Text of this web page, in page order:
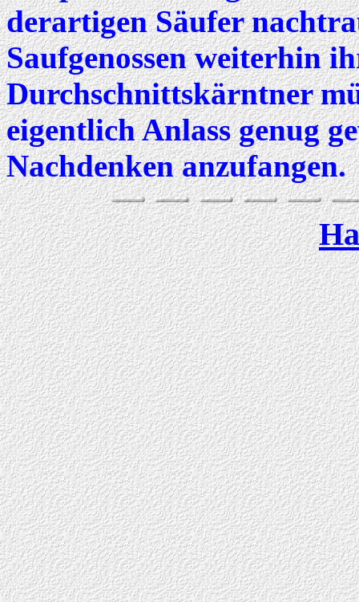
derartigen Säufer
Saufgenossen weiterhin
Durchschnittskärntner
eigentlich Anlass genug
Nachdenken anzufangen.